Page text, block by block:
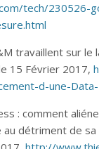
tech/230526-
travaillent sur le
15 Février 2017,
d-une-
: comment
détriment de